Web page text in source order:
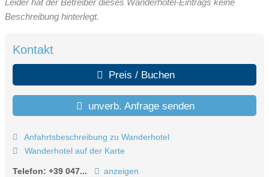
Beschreibung hinterlegt.
Kontakt
Preis / Buchen
unverb. Anfrage senden
Anfahrtsbeschreibung zu Wanderhotel
Wanderhotel auf der Karte
Telefon: +39 047... anzeigen